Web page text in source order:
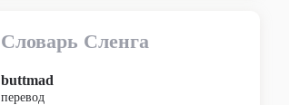
Словарь Сленга
buttmad
перевод